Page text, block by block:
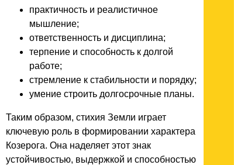
практичность и реалистичное
мышление;
ответственность и дисциплина;
терпение и способность к долгой
работе;
стремление к стабильности и порядку;
умение строить долгосрочные планы.
Таким образом, стихия Земли играет
ключевую роль в формировании характера
Козерога. Она наделяет этот знак
устойчивостью, выдержкой и способностью